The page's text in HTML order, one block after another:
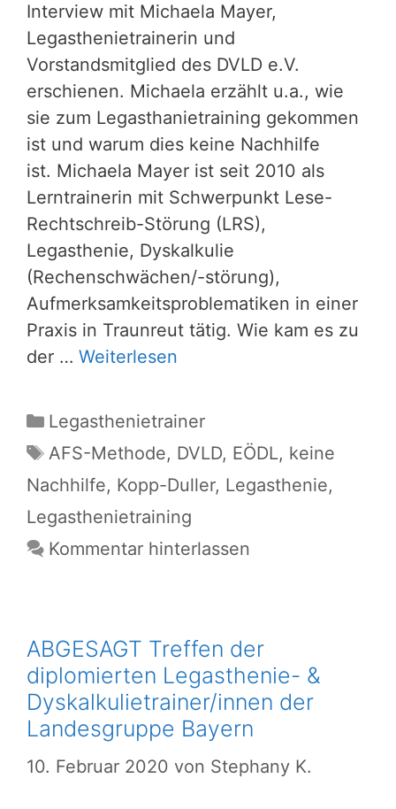
Interview mit Michaela Mayer,
Legasthenietrainerin und
Vorstandsmitglied des DVLD e.V.
erschienen. Michaela erzählt u.a., wie
sie zum Legasthanietraining gekommen
ist und warum dies keine Nachhilfe
ist. Michaela Mayer ist seit 2010 als
Lerntrainerin mit Schwerpunkt Lese-
Rechtschreib-Störung (LRS),
Legasthenie, Dyskalkulie
(Rechenschwächen/-störung),
Aufmerksamkeitsproblematiken in einer
Praxis in Traunreut tätig. Wie kam es zu
der … Weiterlesen
Kategorien
Legasthenietrainer
Schlagwörter
AFS-Methode, DVLD, EÖDL, keine
Nachhilfe, Kopp-Duller, Legasthenie,
Legasthenietraining
Kommentar hinterlassen
ABGESAGT Treffen der
diplomierten Legasthenie- &
Dyskalkulietrainer/innen der
Landesgruppe Bayern
10. Februar 2020 von Stephany K.